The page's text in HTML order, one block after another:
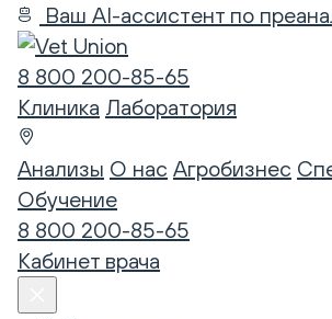
Ваш AI-ассистент по
8 800 200-85-65
Клиника Лаборатория
Анализы О нас Агробизнес
Обучение
8 800 200-85-65
Кабинет врача